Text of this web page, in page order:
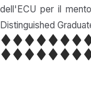
dell'ECU per il
Distinguished